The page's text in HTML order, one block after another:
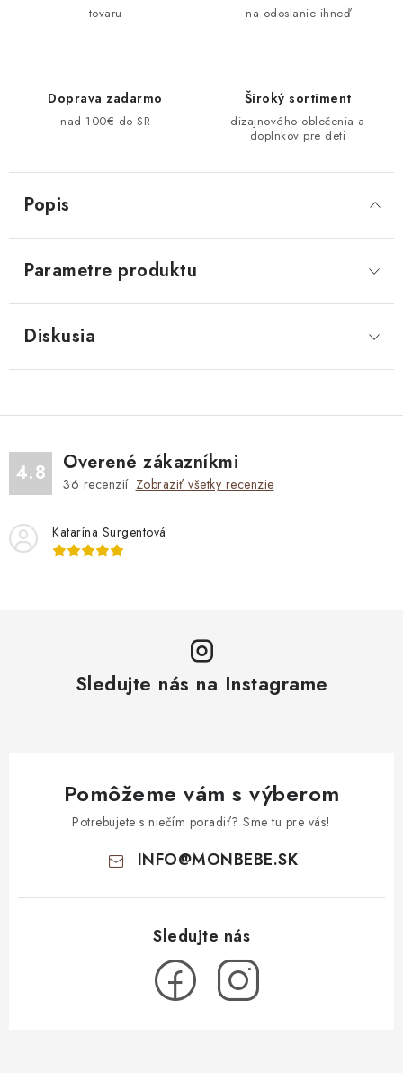
tovaru na odoslanie ihneď
Doprava zadarmo
nad 100€ do SR
Široký sortiment
dizajnového oblečenia a
doplnkov pre deti
Popis
Parametre produktu
Diskusia
4.8 Overené zákazníkmi
36 recenzií. Zobraziť všetky recenzie
Katarína Surgentová
Sledujte nás na Instagrame
Pomôžeme vám s výberom
Potrebujete s niečím poradiť? Sme tu pre vás!
INFO@MONBEBE.SK